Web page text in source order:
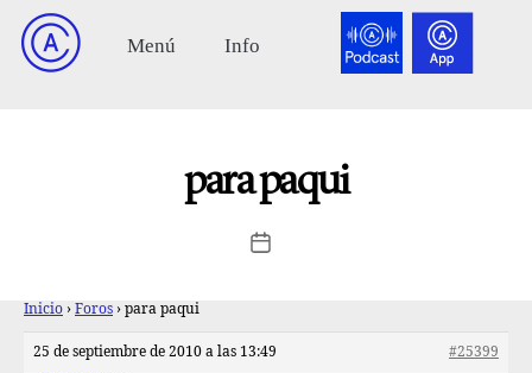
para paqui
Inicio › Foros › para paqui
25 de septiembre de 2010 a las 13:49
#25399